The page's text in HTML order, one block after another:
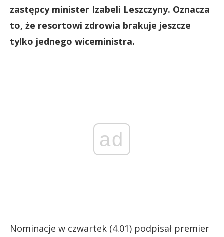
zastępcy minister Izabeli Leszczyny. Oznacza
to, że resortowi zdrowia brakuje jeszcze
tylko jednego wiceministra.
ad
Nominacje w czwartek (4.01) podpisał premier